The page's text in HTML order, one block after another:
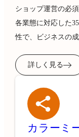
ショップ運営の必
各業態に対応した
性で、ビジネスの
詳しく見る
カラーミ